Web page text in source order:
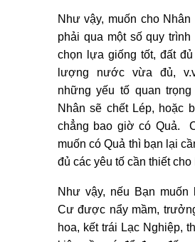
Như vậy, muốn cho Nhân
phải qua một số quy
chọn lựa giống tốt, đất
lượng nước vừa đủ,
những yếu tố quan
Nhân sẽ chết Lép, hoặc
chẳng bao giờ có Quả.
muốn có Quả thì bạn lại
đủ các yêu tố cần thiết cho
Như vậy, nếu Bạn muốn
Cư được nẩy mầm,
hoa, kết trái Lạc Nghiệp,